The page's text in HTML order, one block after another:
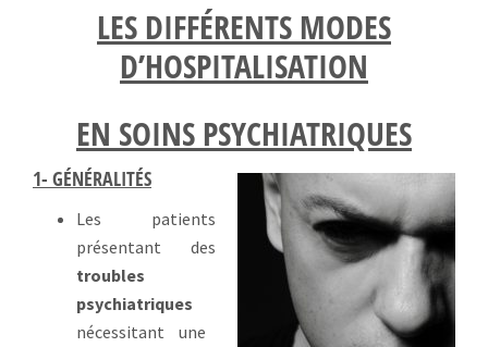
LES DIFFÉRENTS MODES
D’HOSPITALISATION
EN SOINS PSYCHIATRIQUES
1- GÉNÉRALITÉS
Les patients
présentant des
troubles
psychiatriques
nécessitant une